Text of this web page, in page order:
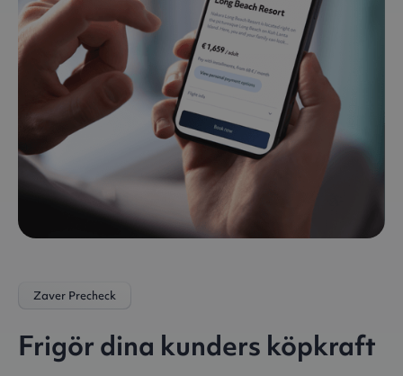
Zaver Precheck
Frigör dina kunders köpkraft